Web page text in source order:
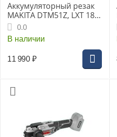
Аккумуляторный резак
MAKITA DTM51Z, LXT 18В,
6000-20000 об/мин
0.0
В наличии
11 990 ₽